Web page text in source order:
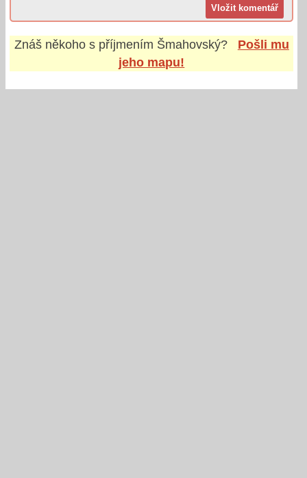
Znáš někoho s příjmením Šmahovský?
Pošli mu
jeho mapu!